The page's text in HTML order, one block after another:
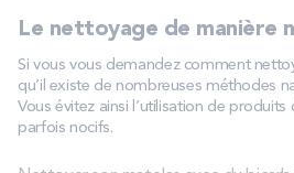
Le nettoyage de manière
Si vous vous demandez comment
qu’il existe de nombreuses méthodes
Vous évitez ainsi l’utilisation de
parfois nocifs.